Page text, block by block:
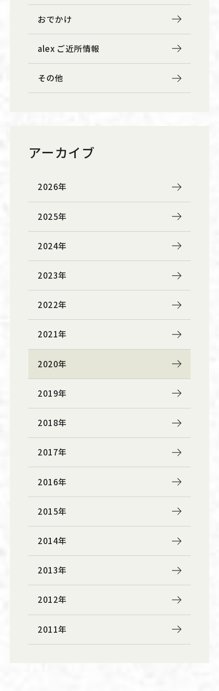
おでかけ
alex ご近所情報
その他
アーカイブ
2026年
2025年
2024年
2023年
2022年
2021年
2020年
2019年
2018年
2017年
2016年
2015年
2014年
2013年
2012年
2011年